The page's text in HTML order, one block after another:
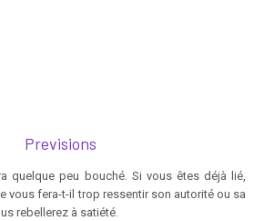
Previsions
quelque peu bouché. Si vous êtes déjà lié,
vous fera-t-il trop ressentir son autorité ou sa
rebellerez à satiété.